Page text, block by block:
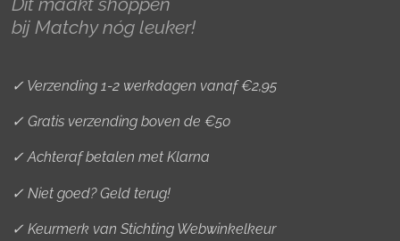
a
k
s
bij Matchy nóg leuker!
✓ Verzending 1-2 werkdagen vanaf €2,95
✓ Gratis verzending boven de €50
✓ Achteraf betalen met Klarna
✓ Niet goed? Geld terug!
✓ Keurmerk van Stichting Webwinkelkeur